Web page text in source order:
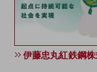
ケータイプラン
データプラス
伊藤忠丸紅鉄鋼